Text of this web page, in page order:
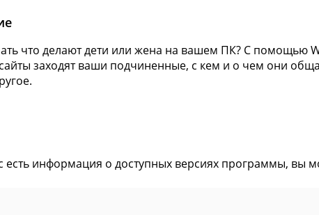
что делают дети или жена на вашем ПК? С помощью
заходят ваши подчиненные, с кем и о чем они
есть информация о доступных версиях программы, вы